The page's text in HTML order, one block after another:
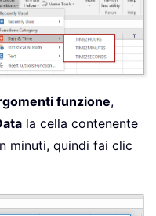
funzione,
la cella contenente
minuti, quindi fai clic